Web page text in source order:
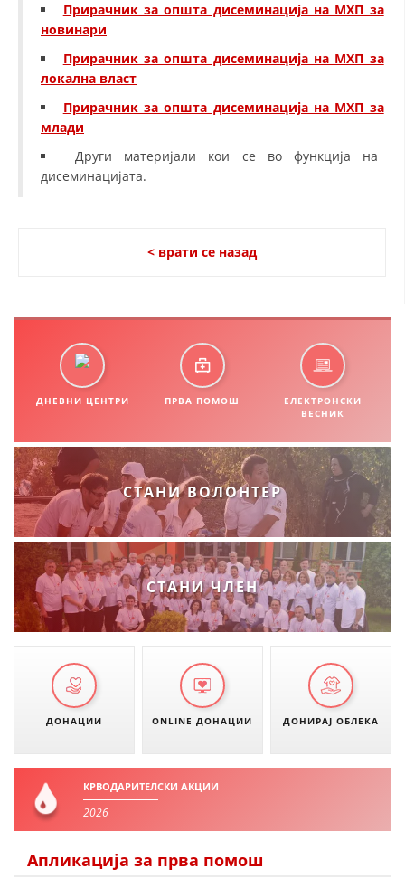
Прирачник за општа дисеминација на МХП за
новинари
Прирачник за општа дисеминација на МХП за
локална власт
Прирачник за општа дисеминација на МХП за
млади
Други материјали кои се во функција на
дисеминацијата.
< врати се назад
ДНЕВНИ ЦЕНТРИ ПРВА ПОМОШ
ЕЛЕКТРОНСКИ
ВЕСНИК
СТАНИ ВОЛОНТЕР
СТАНИ ЧЛЕН
ДОНАЦИИ ONLINE ДОНАЦИИ ДОНИРАЈ ОБЛЕКА
КРВОДАРИТЕЛСКИ АКЦИИ
2026
Апликација за прва помош